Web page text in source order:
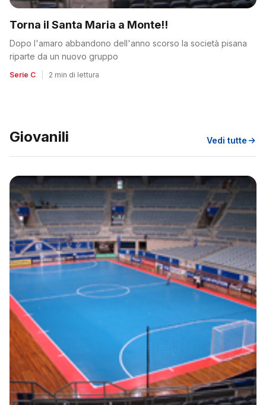
Torna il Santa Maria a Monte!!
Dopo l'amaro abbandono dell'anno scorso la società pisana
riparte da un nuovo gruppo
Serie C 2 min di lettura
Giovanili Vedi tutte